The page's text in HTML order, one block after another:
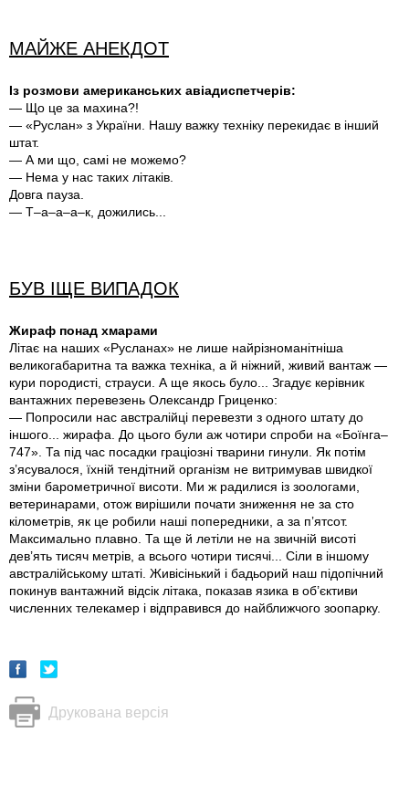
МАЙЖЕ АНЕКДОТ
Із розмови американських авіадиспетчерів:
— Що це за махина?!
— «Руслан» з України. Нашу важку техніку перекидає в інший
штат.
— А ми що, самі не можемо?
— Нема у нас таких літаків.
Довга пауза.
— Т–а–а–а–к, дожились...
БУВ ІЩЕ ВИПАДОК
Жираф понад хмарами
Літає на наших «Русланах» не лише найрізноманітніша
великогабаритна та важка техніка, а й ніжний, живий вантаж —
кури породисті, страуси. А ще якось було... Згадує керівник
вантажних перевезень Олександр Гриценко:
— Попросили нас австралійці перевезти з одного штату до
іншого... жирафа. До цього були аж чотири спроби на «Боїнга–
747». Та під час посадки граціозні тварини гинули. Як потім
з’ясувалося, їхній тендітний організм не витримував швидкої
зміни барометричної висоти. Ми ж радилися із зоологами,
ветеринарами, отож вирішили почати зниження не за сто
кілометрів, як це робили наші попередники, а за п’ятсот.
Максимально плавно. Та ще й летіли не на звичній висоті
дев’ять тисяч метрів, а всього чотири тисячі... Сіли в іншому
австралійському штаті. Живісінький і бадьорий наш підопічний
покинув вантажний відсік літака, показав язика в об’єктиви
численних телекамер і відправився до найближчого зоопарку.
Друкована версія